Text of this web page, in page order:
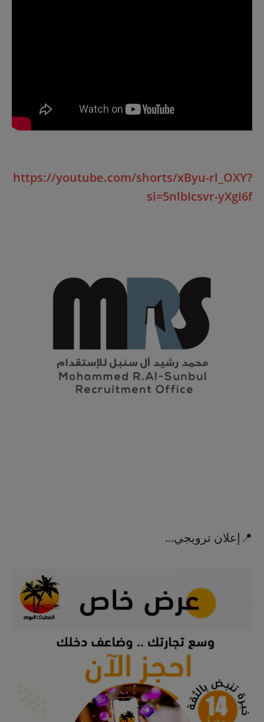
https://youtube.com/shorts/xByu-rl_OXY?
si=5nlbIcsvr-yXgI6f
📍إعلان ترويجي...